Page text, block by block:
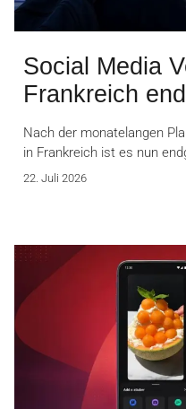
Social Media
Frankreich
Nach der monatelangen
in Frankreich ist es nun
22. Juli 2026